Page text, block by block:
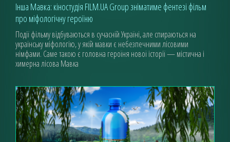
Інша Мавка: кіноcтудія FILM.UA Group зніматиме фентезі фільм
про міфологічну героїню
Події фільму відбуваються в сучасній Україні, але спираються на
українську міфологію, у якій мавки є небезпечними лісовими
німфами. Саме такою є головна героїня нової історії — містична і
химерна лісова Мавка